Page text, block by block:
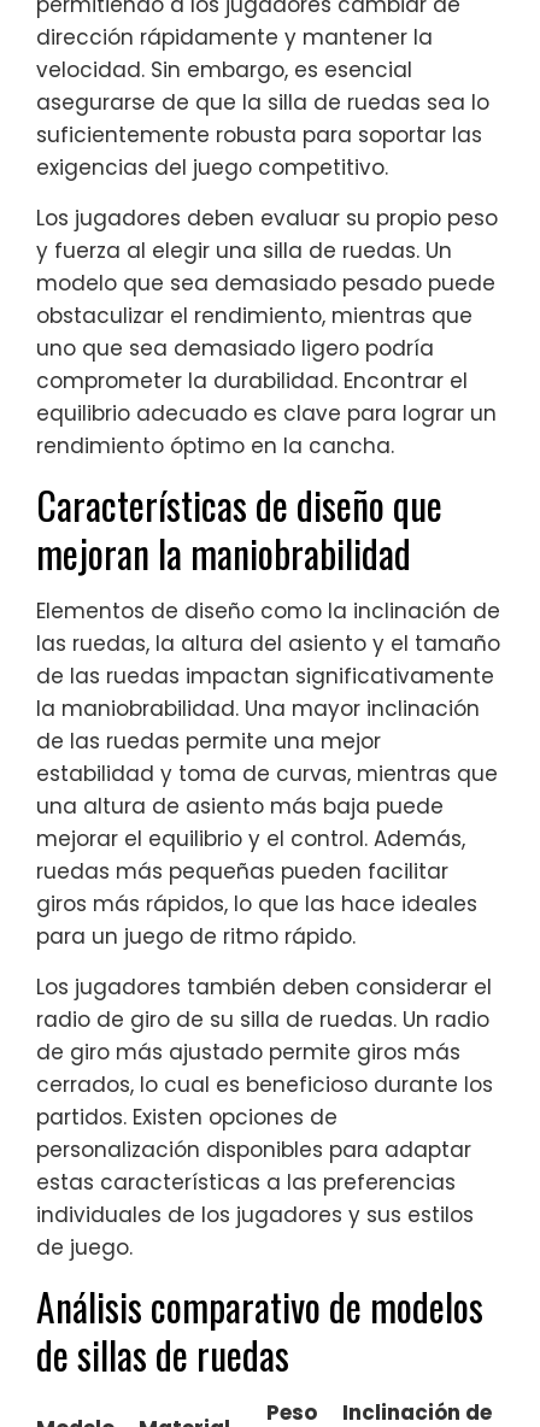
dirección rápidamente y mantener la
velocidad. Sin embargo, es esencial
asegurarse de que la silla de ruedas sea lo
suficientemente robusta para soportar las
exigencias del juego competitivo.
Los jugadores deben evaluar su propio peso
y fuerza al elegir una silla de ruedas. Un
modelo que sea demasiado pesado puede
obstaculizar el rendimiento, mientras que
uno que sea demasiado ligero podría
comprometer la durabilidad. Encontrar el
equilibrio adecuado es clave para lograr un
rendimiento óptimo en la cancha.
Características de diseño que
mejoran la maniobrabilidad
Elementos de diseño como la inclinación de
las ruedas, la altura del asiento y el tamaño
de las ruedas impactan significativamente
la maniobrabilidad. Una mayor inclinación
de las ruedas permite una mejor
estabilidad y toma de curvas, mientras que
una altura de asiento más baja puede
mejorar el equilibrio y el control. Además,
ruedas más pequeñas pueden facilitar
giros más rápidos, lo que las hace ideales
para un juego de ritmo rápido.
Los jugadores también deben considerar el
radio de giro de su silla de ruedas. Un radio
de giro más ajustado permite giros más
cerrados, lo cual es beneficioso durante los
partidos. Existen opciones de
personalización disponibles para adaptar
estas características a las preferencias
individuales de los jugadores y sus estilos
de juego.
Análisis comparativo de modelos
de sillas de ruedas
Peso Inclinación de